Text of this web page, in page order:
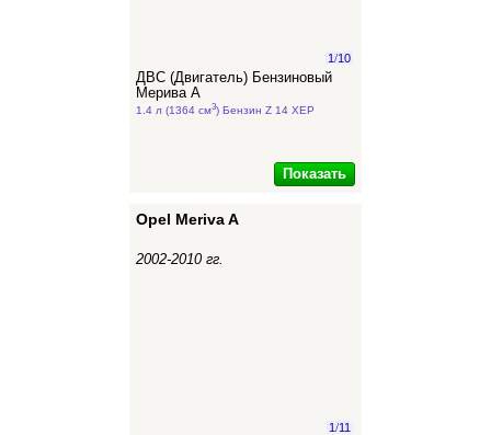
1/10
ДВС (Двигатель) Бензиновый
Мерива А
1.4 л (1364 см3) Бензин Z 14 XEP
Показать
Opel Meriva A
2002-2010 гг.
1/11